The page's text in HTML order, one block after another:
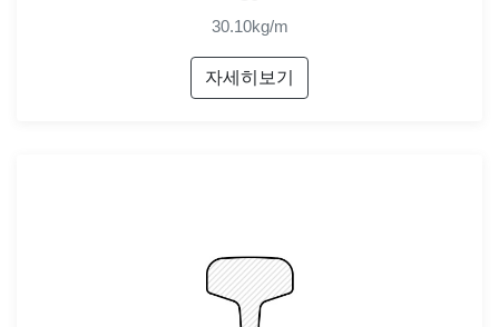
30.10kg/m
자세히보기